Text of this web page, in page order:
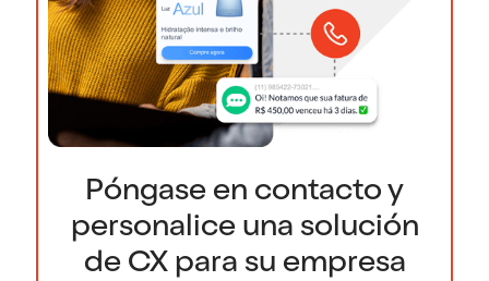
Póngase en contacto y
personalice una solución
de CX para su empresa